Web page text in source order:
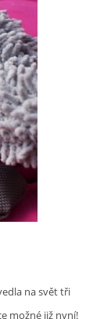
na svět tři
možné již nyní!